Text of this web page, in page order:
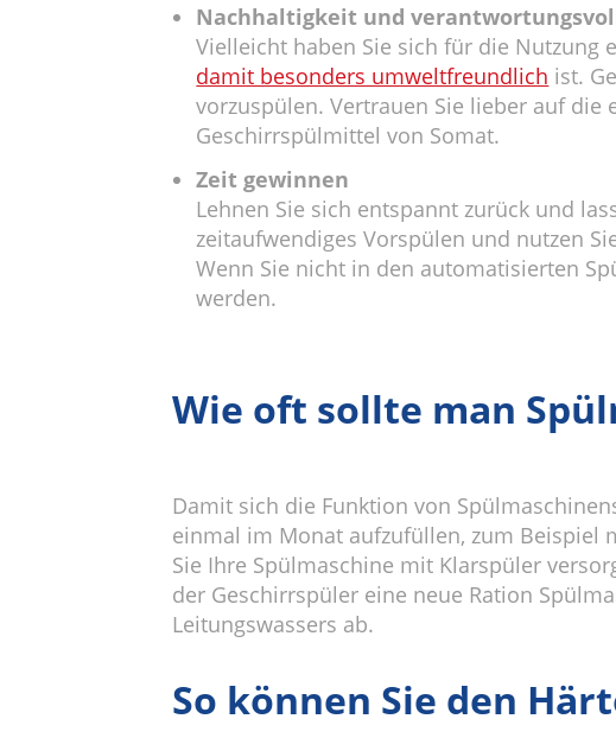
Nachhaltigkeit und
Vielleicht haben Sie sich für die Nutzung
damit besonders umweltfreundlich ist.
vorzuspülen. Vertrauen Sie lieber auf
Geschirrspülmittel von Somat.
Zeit gewinnen
Lehnen Sie sich entspannt zurück und
zeitaufwendiges Vorspülen und nutzen
Wenn Sie nicht in den automatisierten
werden.
Wie oft sollte man
Damit sich die Funktion von
einmal im Monat aufzufüllen, zum Beispiel
Sie Ihre Spülmaschine mit Klarspüler
der Geschirrspüler eine neue Ration
Leitungswassers ab.
So können Sie den